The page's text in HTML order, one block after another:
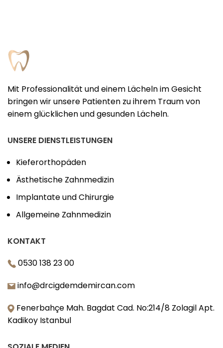
Mit Professionalität und einem Lächeln im Gesicht
bringen wir unsere Patienten zu ihrem Traum von
einem glücklichen und gesunden Lächeln.
UNSERE DIENSTLEISTUNGEN
Kieferorthopäden
Ästhetische Zahnmedizin
Implantate und Chirurgie
Allgemeine Zahnmedizin
KONTAKT
0530 138 23 00
info@drcigdemdemircan.com
Fenerbahçe Mah. Bagdat Cad. No:214/8 Zolagil Apt.
Kadikoy Istanbul